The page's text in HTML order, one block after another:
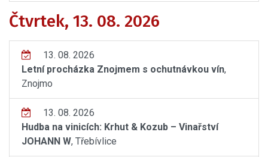
Čtvrtek, 13. 08. 2026
13. 08. 2026
Letní procházka Znojmem s ochutnávkou vín,
Znojmo
13. 08. 2026
Hudba na vinicích: Krhut & Kozub – Vinařství
JOHANN W, Třebívlice